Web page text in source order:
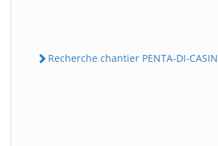
Recherche chantier PENTA-DI-